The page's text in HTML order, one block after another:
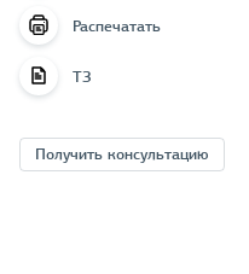
Распечатать
ТЗ
Получить консультацию